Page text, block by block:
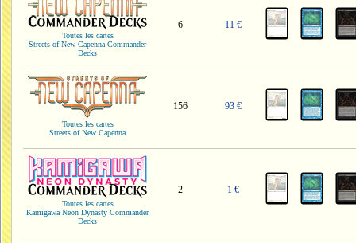
Toutes les cartes
Streets of New Capenna Commander
Decks
6 11 €
Toutes les cartes
Streets of New Capenna
156 93 €
Toutes les cartes
Kamigawa Neon Dynasty Commander
Decks
2 1 €